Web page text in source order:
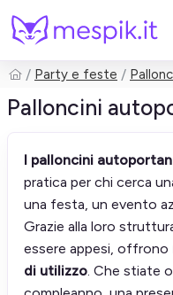
Cerca
Party e feste
Palloncini
I palloncini
pratica per chi cerca
una festa, un evento
Grazie alla loro
essere appesi, offrono
di utilizzo. Che stiate